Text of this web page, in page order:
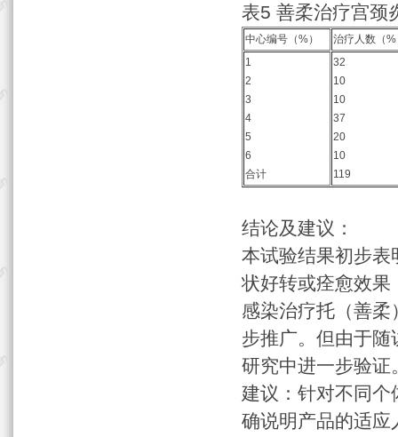
表5 善柔治疗宫颈
中心编号（%）
治疗人数（
1
2
3
4
5
6
合计
32
10
10
37
20
10
119
结论及建议：
本试验结果初步
状好转或痊愈效果
感染治疗托（善
步推广。但由于
研究中进一步验证
建议：针对不同个
确说明产品的适应